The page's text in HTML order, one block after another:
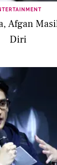
Afgan
Diri